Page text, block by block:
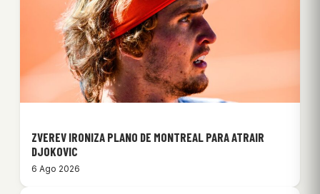
ZVEREV IRONIZA PLANO DE MONTREAL PARA ATRAIR
DJOKOVIC
6 Ago 2026